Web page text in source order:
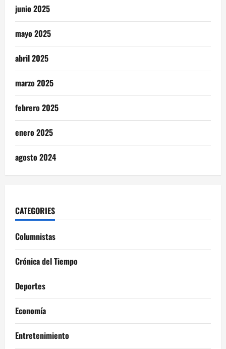
junio 2025
mayo 2025
abril 2025
marzo 2025
febrero 2025
enero 2025
agosto 2024
CATEGORIES
Columnistas
Crónica del Tiempo
Deportes
Economía
Entretenimiento